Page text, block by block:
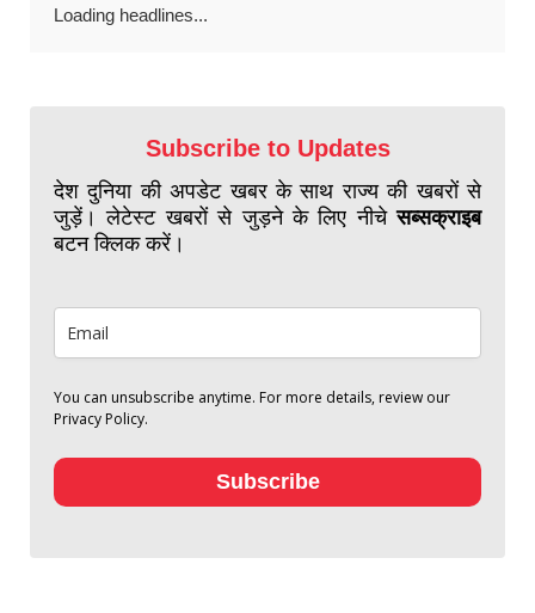
Loading headlines...
Subscribe to Updates
देश दुनिया की अपडेट खबर के साथ राज्य की खबरों से
जुड़ें। लेटेस्ट खबरों से जुड़ने के लिए नीचेसब्सक्राइब
बटन क्लिक करें।
You can unsubscribe anytime. For more details, review our
Privacy Policy.
Subscribe